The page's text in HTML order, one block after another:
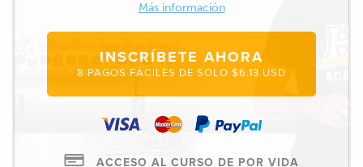
Más información
INSCRÍBETE AHORA
8 PAGOS FÁCILES DE SOLO $6.13 USD
ACCESO AL CURSO DE POR VIDA